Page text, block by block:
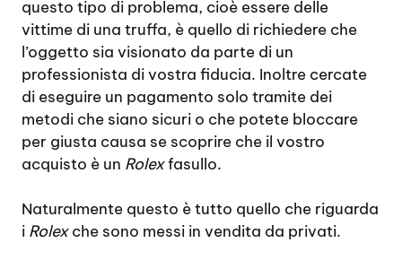
questo tipo di problema, cioè essere delle
vittime di una truffa, è quello di richiedere che
l’oggetto sia visionato da parte di un
professionista di vostra fiducia. Inoltre cercate
di eseguire un pagamento solo tramite dei
metodi che siano sicuri o che potete bloccare
per giusta causa se scoprire che il vostro
acquisto è un Rolexfasullo.
Naturalmente questo è tutto quello che riguarda
i Rolexche sono messi in vendita da privati.